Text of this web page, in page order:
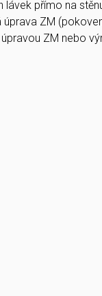
lávek přímo na
ZM
ZM nebo